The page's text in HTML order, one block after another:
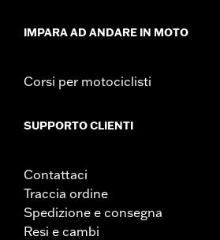
IMPARA AD ANDARE IN MOTO
Corsi per motociclisti
SUPPORTO CLIENTI
Contattaci
Traccia ordine
Spedizione e consegna
Resi e cambi